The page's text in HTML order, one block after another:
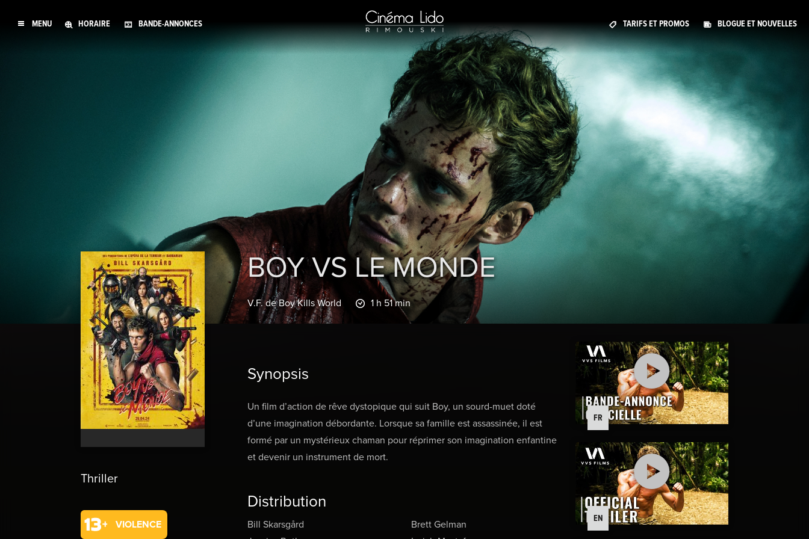
MENU HORAIRE BANDE-ANNONCES TARIFS ET PROMOS BLOGUE ET NOUVELLES
Thriller
VIOLENCE
BOY VS LE MONDE
V.F. de Boy Kills World 1 h 51 min
Synopsis
Un film d’action de rêve dystopique qui suit Boy, un sourd-muet doté
d’une imagination débordante. Lorsque sa famille est assassinée, il est
formé par un mystérieux chaman pour réprimer son imagination enfantine
et devenir un instrument de mort.
Distribution
Bill Skarsgård
Brett Gelman
FR
EN